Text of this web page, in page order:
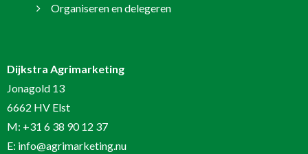
Organiseren en delegeren
Dijkstra Agrimarketing
Jonagold 13
6662 HV Elst
M: +31 6 38 90 12 37
E: info@agrimarketing.nu